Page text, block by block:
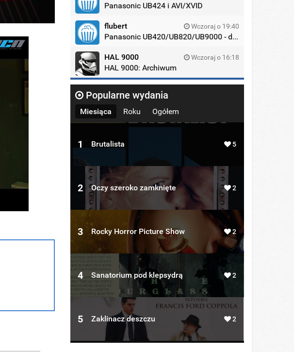
Panasonic UB424 i AVI/XVID
flubert Wczoraj o 19:40
Panasonic UB420/UB820/UB9000 - dyskusja
HAL 9000 Wczoraj o 16:18
HAL 9000: Archiwum
Popularne wydania
Miesiąca Roku Ogółem
1 Brutalista 5
2 Oczy szeroko zamknięte 2
3 Rocky Horror Picture Show 2
4 Sanatorium pod klepsydrą 2
5 Zaklinacz deszczu 2